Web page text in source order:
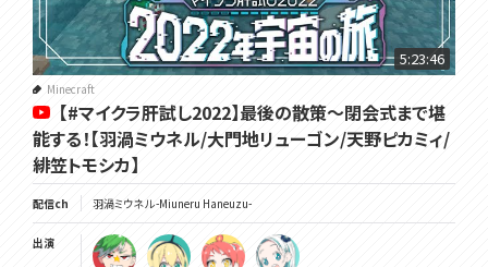
5:23:46
Minecraft
【#マイクラ肝試し2022】最後の散策～閉会式まで堪
能する！【羽渦ミウネル/大門地リューゴン/天野ピカミィ/
緋笠トモシカ】
配信ch 羽渦ミウネル -Miuneru Haneuzu-
出演